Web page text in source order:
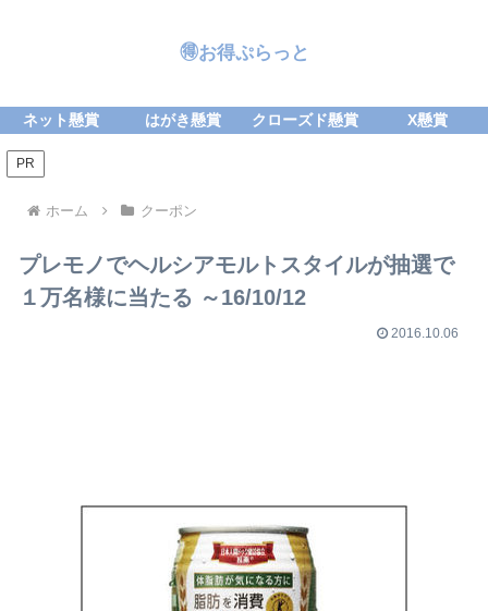
🉐お得ぷらっと
ネット懸賞 はがき懸賞 クローズド懸賞 X懸賞
PR
ホーム クーポン
プレモノでヘルシアモルトスタイルが抽選で
１万名様に当たる ～16/10/12
2016.10.06